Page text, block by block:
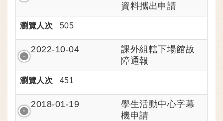
資料攜出申請
瀏覽人次 505
2022-10-04
課外組轄下場館故
障通報
瀏覽人次 451
2018-01-19
學生活動中心字幕
機申請